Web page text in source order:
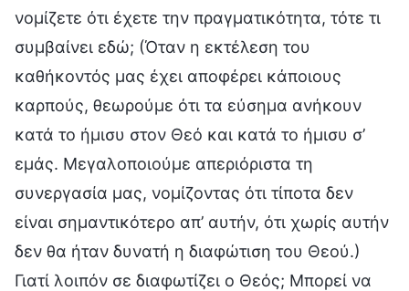
νομίζετε ότι έχετε την πραγματικότητα, τότε τι
συμβαίνει εδώ; (Όταν η εκτέλεση του
καθήκοντός μας έχει αποφέρει κάποιους
καρπούς, θεωρούμε ότι τα εύσημα ανήκουν
κατά το ήμισυ στον Θεό και κατά το ήμισυ σ’
εμάς. Μεγαλοποιούμε απεριόριστα τη
συνεργασία μας, νομίζοντας ότι τίποτα δεν
είναι σημαντικότερο απ’ αυτήν, ότι χωρίς αυτήν
δεν θα ήταν δυνατή η διαφώτιση του Θεού.)
Γιατί λοιπόν σε διαφωτίζει ο Θεός; Μπορεί να